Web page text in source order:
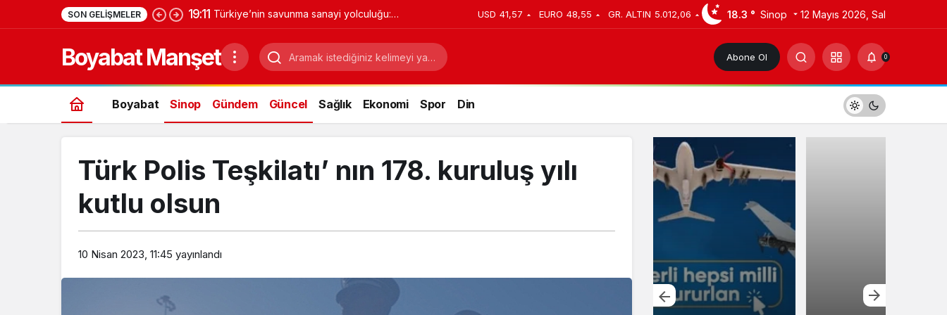
SON GELIŞMELER 19:11 Türkiye’nin savunma sanayi yolculuğu:
Yıldırımhan’a uzanan stratejik dönüşüm
USD 41,57 EURO 48,55 GR. ALTIN 5.012,06 18.3 ° Sinop 12 Mayıs 2026, Sal
Boyabat Manşet Abone Ol 0
Boyabat Sinop Gündem Güncel Sağlık Ekonomi Spor Din
Türk Polis Teşkilatı’ nın 178. kuruluş yılı
kutlu olsun
10 Nisan 2023, 11:45 yayınlandı